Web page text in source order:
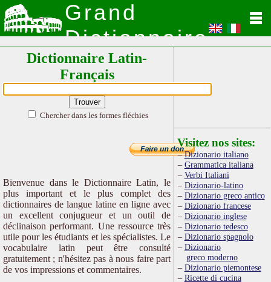
Grand
Dictionnaire
Latin
Dictionnaire Latin-
Français
Chercher dans les formes fléchies
Bienvenue dans le Dictionnaire Latin, le
plus important et le plus complet des
dictionnaires de langue latine en ligne avec
un excellent conjugueur et un outil de
déclinaison performant. Une ressource très
utile pour les étudiants et les spécialistes. Le
vocabulaire latin peut être consulté
gratuitement ; n'hésitez pas à nous faire part
de vos impressions et commentaires.
Visitez nos sites:
Dizionario italiano
Grammatica italiana
Verbi Italiani
Dizionario-latino
Dizionario greco antico
Dizionario francese
Dizionario inglese
Dizionario tedesco
Dizionario spagnolo
Dizionario
greco moderno
Dizionario piemontese
Ricette di cucina